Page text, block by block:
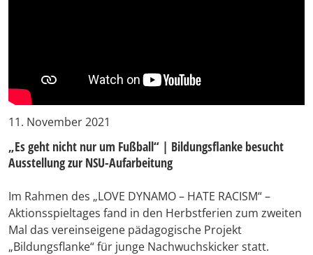
11. November 2021
„Es geht nicht nur um Fußball“ | Bildungsflanke besucht
Ausstellung zur NSU-Aufarbeitung
Im Rahmen des „LOVE DYNAMO – HATE RACISM“ –
Aktionsspieltages fand in den Herbstferien zum zweiten
Mal das vereinseigene pädagogische Projekt
„Bildungsflanke“ für junge Nachwuchskicker statt.